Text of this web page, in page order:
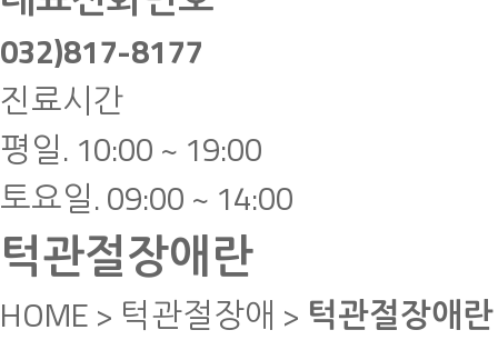
032)817-8177
진료시간
평일. 10:00 ~ 19:00
토요일. 09:00 ~ 14:00
턱관절장애란
HOME > 턱관절장애 > 턱관절장애란